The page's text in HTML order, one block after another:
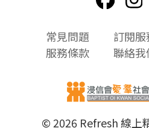
常見問題 訂閱服
服務條款
聯絡我
© 2026 Refresh 線上